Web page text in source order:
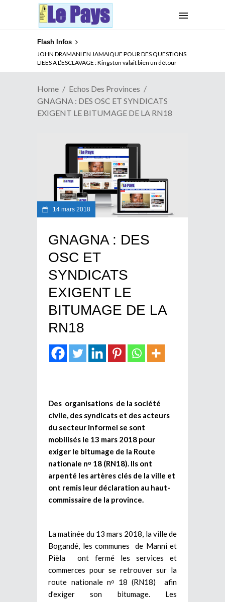
Flash Infos
JOHN DRAMANI EN JAMAIQUE POUR DES QUESTIONS
LIEES A L’ESCLAVAGE : Kingston valait bien un détour
ABSENCE PROLONGEE DE PAUL BIYA DU CAMEROUN :
Qui pilote le Cameroun ?
Home
Echos Des Provinces
GNAGNA : DES OSC ET SYNDICATS
EXIGENT LE BITUMAGE DE LA RN18
14 mars 2018
GNAGNA : DES
OSC ET
SYNDICATS
EXIGENT LE
BITUMAGE DE LA
RN18
Des organisations de la société
civile, des syndicats et des acteurs
du secteur informel se sont
mobilisés le 13 mars 2018 pour
exiger le bitumage de la Route
nationale no 18 (RN18). Ils ont
arpenté les artères clés de la ville et
ont remis leur déclaration au haut-
commissaire de la province.
La matinée du 13 mars 2018, la ville de
Bogandé, les communes de Manni et
Pièla ont fermé les services et
commerces pour se retrouver sur la
route nationale no
18 (RN18) afin
d’exiger son bitumage. Les